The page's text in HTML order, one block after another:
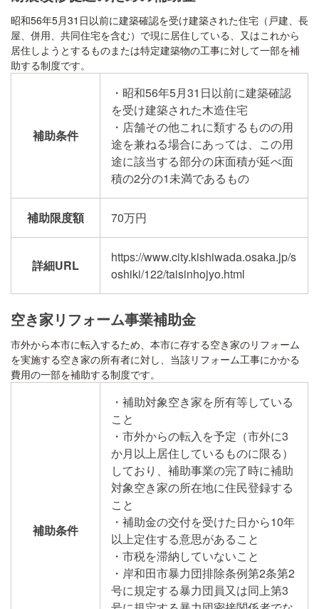
昭和56年5月31日以前に建築確認を受け建築された住宅（戸建、長
屋、併用、共同住宅を含む）で現に居住している、又はこれから
居住しようとするものまたは特定建築物の工事に対して一部を補
助する制度です。
補助条件
・昭和56年5月31日以前に建築確認
を受け建築された木造住宅
・店舗その他これに類するものの用
途を兼ねる場合にあっては、この用
途に該当する部分の床面積が延べ面
積の2分の1未満であるもの
補助限度額 70万円
詳細URL
https://www.city.kishiwada.osaka.jp/s
oshiki/122/taisinhojyo.html
空き家リフォーム事業補助金
市外から本市に転入するため、本市に存する空き家のリフォーム
を実施する空き家の所有者に対し、当該リフォーム工事にかかる
費用の一部を補助する制度です。
補助条件
・補助対象空き家を所有等している
こと
・市外からの転入を予定（市外に3
か月以上居住しているものに限る）​
しており、補助事業の完了時に補助
対象空き家の所在地に住民登録する
こと
・補助金の交付を受けた日から10年
以上定住する意思があること
・市税を滞納していないこと
・岸和田市暴力団排除条例第2条第2
号に規定する暴力団員又は同上第3